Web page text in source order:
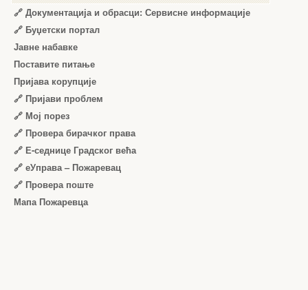
🔗 Документација и обрасци: Сервисне информације
🔗 Буџетски портал
Јавне набавке
Поставите питање
Пријава корупције
🔗 Пријави проблем
🔗 Мој порез
🔗 Провера бирачког права
🔗 Е-седнице Градског већа
🔗 еУправа – Пожаревац
🔗 Провера поште
Мапа Пожаревца